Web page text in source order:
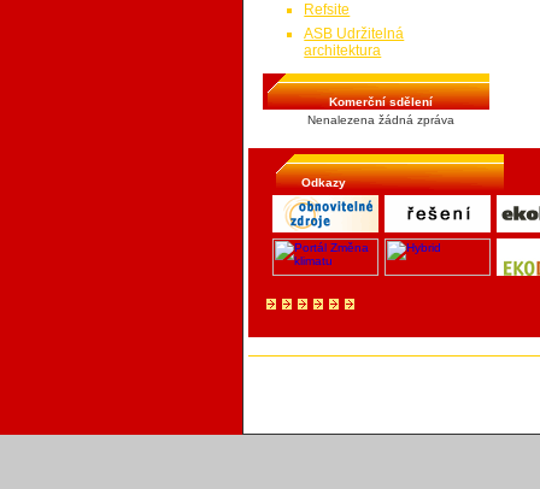
Refsite
ASB Udržitelná
architektura
Komerční sdělení
Nenalezena žádná zpráva
Odkazy